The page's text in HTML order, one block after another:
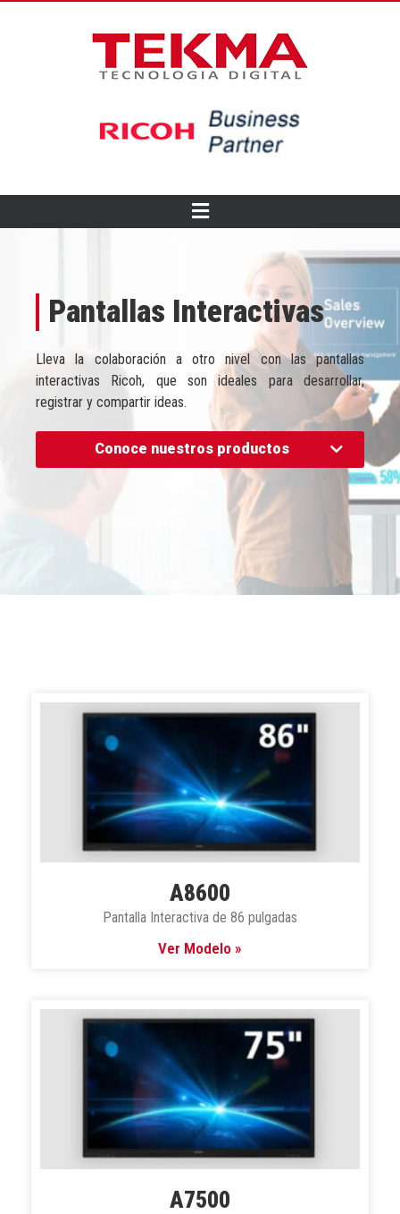
Pantallas Interactivas
Lleva la colaboración a otro nivel con las pantallas
interactivas Ricoh, que son ideales para desarrollar,
registrar y compartir ideas.
Conoce nuestros productos
A8600
Pantalla Interactiva de 86 pulgadas
Ver Modelo »
A7500